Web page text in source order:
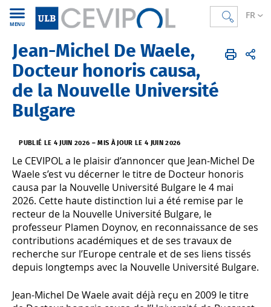
FR
MENU
CEVIPOL FR Actualités
Jean-Michel De Waele,
Docteur honoris causa,
de la Nouvelle Université
Bulgare
PUBLIÉ LE 4 JUIN 2026 – MIS À JOUR LE 4 JUIN 2026
Le CEVIPOL a le plaisir d’annoncer que Jean-Michel De
Waele s’est vu décerner le titre de Docteur honoris
causa par la Nouvelle Université Bulgare le 4 mai
2026. Cette haute distinction lui a été remise par le
recteur de la Nouvelle Université Bulgare, le
professeur Plamen Doynov, en reconnaissance de ses
contributions académiques et de ses travaux de
recherche sur l’Europe centrale et de ses liens tissés
depuis longtemps avec la Nouvelle Université Bulgare.
Jean-Michel De Waele avait déjà reçu en 2009 le titre